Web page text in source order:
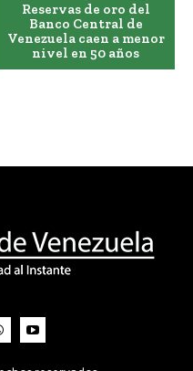
Reservas de oro del
Banco Central de
Venezuela caen a menor
nivel en 50 años